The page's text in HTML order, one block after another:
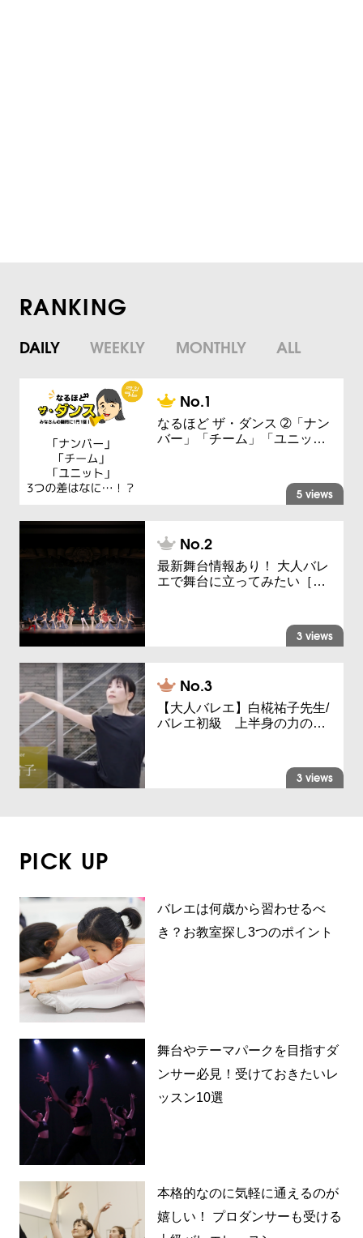
RANKING
DAILY WEEKLY MONTHLY ALL
なるほど ザ・ダンス ➁「ナン
バー」「チーム」「ユニッ…
5 views
最新舞台情報あり！ 大人バレ
エで舞台に立ってみたい［…
3 views
【大人バレエ】白椛祐子先生/
バレエ初級 上半身の力の…
3 views
PICK UP
バレエは何歳から習わせるべ
き？お教室探し3つのポイント
舞台やテーマパークを目指すダ
ンサー必見！受けておきたいレ
ッスン10選
本格的なのに気軽に通えるのが
嬉しい！ プロダンサーも受ける